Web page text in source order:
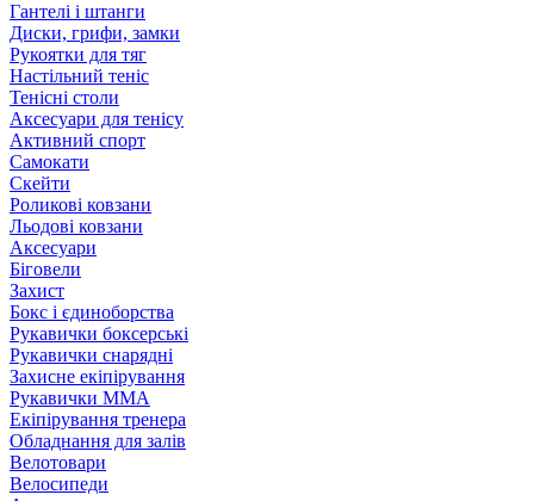
Гантелі і штанги
Диски, грифи, замки
Рукоятки для тяг
Настільний теніс
Тенісні столи
Аксесуари для тенісу
Активний спорт
Самокати
Скейти
Роликові ковзани
Льодові ковзани
Аксесуари
Біговели
Захист
Бокс і єдиноборства
Рукавички боксерські
Рукавички снарядні
Захисне екіпірування
Рукавички ММА
Екіпірування тренера
Обладнання для залів
Велотовари
Велосипеди